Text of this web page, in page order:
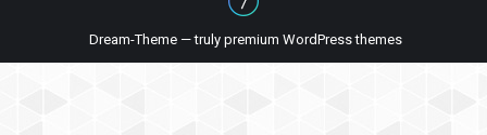
Dream-Theme — truly premium WordPress themes